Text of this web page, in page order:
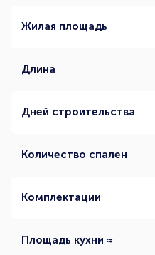
Жилая площадь
Длина
Дней строительства
Количество спален
Комплектации
Площадь кухни ≈